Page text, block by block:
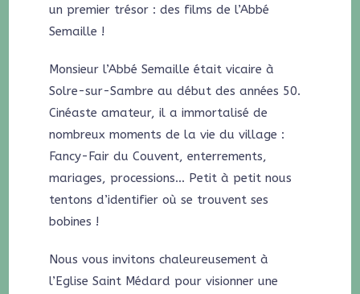
un premier trésor : des films de l’Abbé
Semaille !
Monsieur l’Abbé Semaille était vicaire à
Solre-sur-Sambre au début des années 50.
Cinéaste amateur, il a immortalisé de
nombreux moments de la vie du village :
Fancy-Fair du Couvent, enterrements,
mariages, processions… Petit à petit nous
tentons d’identifier où se trouvent ses
bobines !
Nous vous invitons chaleureusement à
l’Eglise Saint Médard pour visionner une